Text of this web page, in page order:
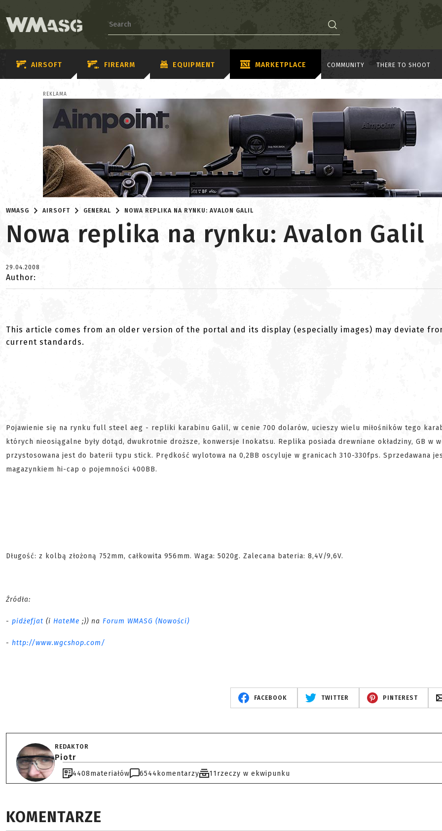
AIRSOFT FIREARM EQUIPMENT MARKETPLACE COMMUNITY THERE TO SHOOT
REKLAMA
WMASG AIRSOFT GENERAL NOWA REPLIKA NA RYNKU: AVALON GALIL
Nowa replika na rynku: Avalon Galil
29.04.2008
Author:
This article comes from an older version of the portal and its display (especially images) may deviate
current standards.
Pojawienie się na rynku full steel aeg - repliki karabinu Galil, w cenie 700 dolarów, ucieszy wielu miłośników tego
których nieosiągalne były dotąd, dwukrotnie droższe, konwersje Inokatsu. Replika posiada drewniane okładziny, GB w
przystosowana jest do baterii typu stick. Prędkość wylotowa na 0,2BB oscyluje w granicach 310-330fps. Sprzedawana
magazynkiem hi-cap o pojemności 400BB.
Długość: z kolbą złożoną 752mm, całkowita 956mm. Waga: 5020g. Zalecana bateria: 8,4V/9,6V.
Źródła:
- pidżefjat (i HateMe ;)) na Forum WMASG (Nowości)
- http://www.wgcshop.com/
FACEBOOK TWITTER PINTEREST
REDAKTOR
Piotr
4408materiałów 6544 komentarzy 11rzeczy w ekwipunku
KOMENTARZE